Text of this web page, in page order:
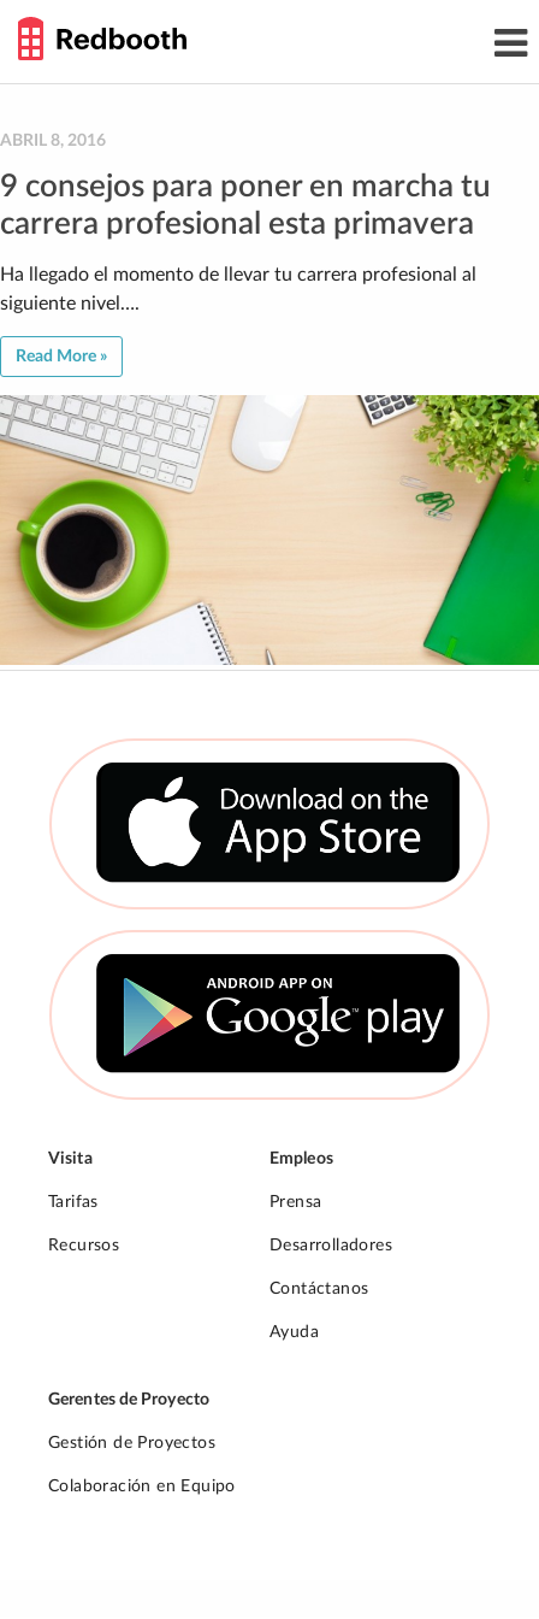
content
GUIDE
ABRIL 8, 2016
9 consejos para poner en marcha tu
carrera profesional esta primavera
Ha llegado el momento de llevar tu carrera profesional al
siguiente nivel….
Read More »
Visita
Tarifas
Recursos
Empleos
Prensa
Desarrolladores
Contáctanos
Ayuda
Gerentes de Proyecto
Gestión de Proyectos
Colaboración en Equipo